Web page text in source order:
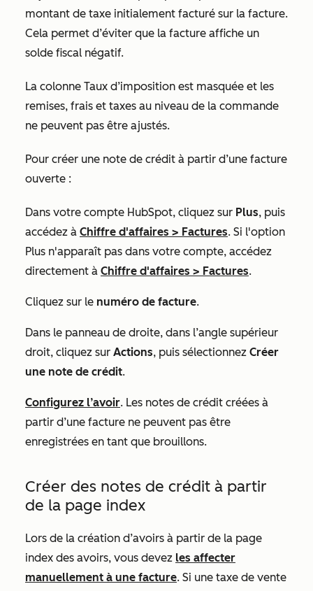
montant de taxe initialement facturé sur la facture.
Cela permet d’éviter que la facture affiche un
solde fiscal négatif.
La colonne Taux d’imposition est masquée et les
remises, frais et taxes au niveau de la commande
ne peuvent pas être ajustés.
Pour créer une note de crédit à partir d’une facture
ouverte :
Dans votre compte HubSpot, cliquez sur Plus, puis
accédez à Chiffre d'affaires > Factures. Si l'option
Plus n'apparaît pas dans votre compte, accédez
directement à Chiffre d'affaires > Factures.
Cliquez sur le numéro de facture.
Dans le panneau de droite, dans l’angle supérieur
droit, cliquez sur Actions, puis sélectionnez Créer
une note de crédit.
Configurez l’avoir. Les notes de crédit créées à
partir d’une facture ne peuvent pas être
enregistrées en tant que brouillons.
Créer des notes de crédit à partir
de la page index
Lors de la création d’avoirs à partir de la page
index des avoirs, vous devez les affecter
manuellement à une facture. Si une taxe de vente